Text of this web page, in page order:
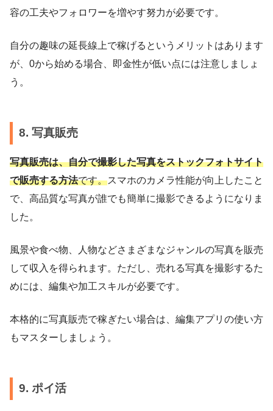
容の工夫やフォロワーを増やす努力が必要です。
自分の趣味の延長線上で稼げるというメリットはあります
が、0から始める場合、即金性が低い点には注意しましょ
う。
8. 写真販売
写真販売は、自分で撮影した写真をストックフォトサイト
で販売する方法です。スマホのカメラ性能が向上したこと
で、高品質な写真が誰でも簡単に撮影できるようになりま
した。
風景や食べ物、人物などさまざまなジャンルの写真を販売
して収入を得られます。ただし、売れる写真を撮影するた
めには、編集や加工スキルが必要です。
本格的に写真販売で稼ぎたい場合は、編集アプリの使い方
もマスターしましょう。
9. ポイ活